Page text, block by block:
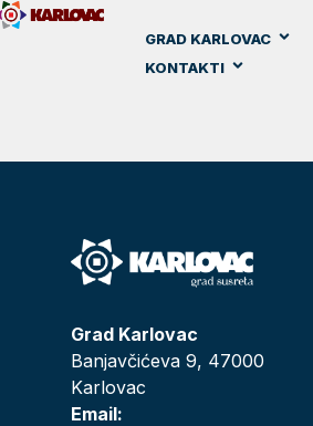
GRAD KARLOVAC
KONTAKTI
Grad Karlovac
Banjavčićeva 9, 47000
Karlovac
Email: